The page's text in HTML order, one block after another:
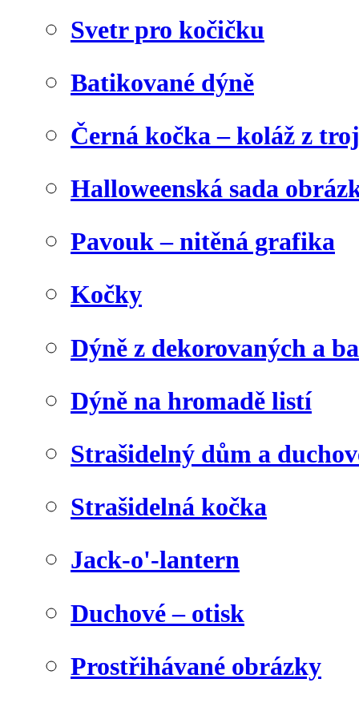
Svetr pro kočičku
Batikované dýně
Černá kočka – koláž z
Halloweenská sada
Pavouk – nitěná grafika
Kočky
Dýně z dekorovaných a
Dýně na hromadě listí
Strašidelný dům a
Strašidelná kočka
Jack-o'-lantern
Duchové – otisk
Prostřihávané obrázky